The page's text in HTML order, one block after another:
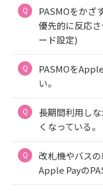
PASMOをかざ
優先的に反応
ード設定)
PASMOを
い。
長期間利用し
くなっている。
改札機やバス
Apple Payの